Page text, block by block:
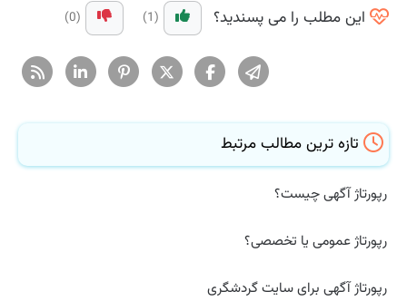
این مطلب را می پسندید؟ (1)
(0)
تازه ترین مطالب مرتبط
رپورتاژ آگهی چیست؟
رپورتاژ عمومی یا تخصصی؟
رپورتاژ آگهی برای سایت گردشگری